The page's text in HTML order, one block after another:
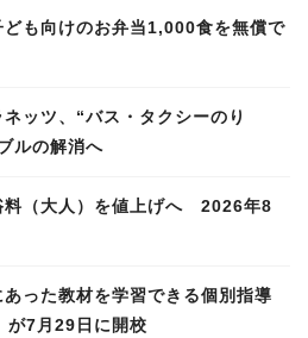
ども向けのお弁当1,000食を無償で
ッツ、“バス・タクシーのり
ルの解消へ
料（大人）を値上げへ 2026年8
った教材を学習できる個別指導
が7月29日に開校